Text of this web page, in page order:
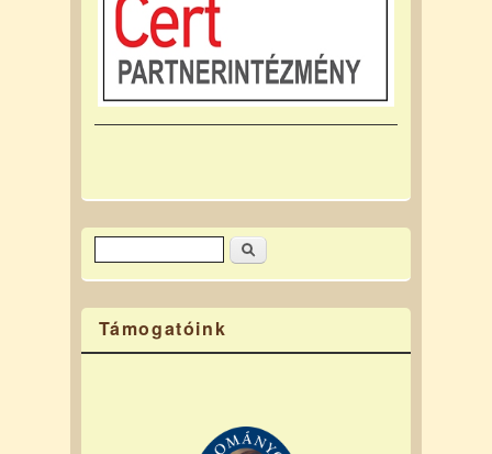
Keresés űrlap
Keresés
Támogatóink